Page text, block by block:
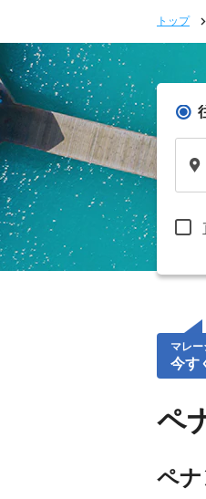
トップ
マレ
今す
ペ
ペ